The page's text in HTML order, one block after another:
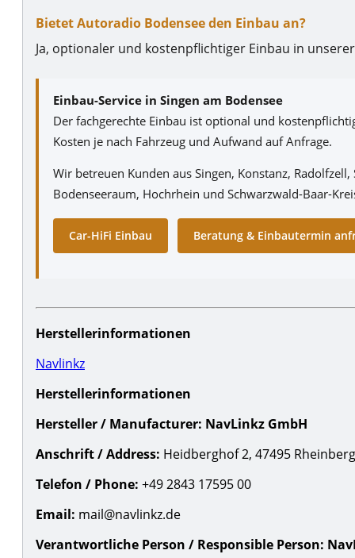
Bietet Autoradio Bodensee den Einbau an?
Ja, optionaler und kostenpflichtiger Einbau in
Einbau-Service in Singen am Bodensee
Der fachgerechte Einbau ist optional und
Kosten je nach Fahrzeug und Aufwand auf Anfrage.
Wir betreuen Kunden aus Singen, Konstanz,
Bodenseeraum, Hochrhein und Schwarzwald-Baar-
Car-HiFi Einbau Beratung & Einbautermin
Herstellerinformationen
Navlinkz
Herstellerinformationen
Hersteller / Manufacturer: NavLinkz GmbH
Anschrift / Address: Heidberghof 2, 47495
Telefon / Phone: +49 2843 17595 00
Email: mail@navlinkz.de
Verantwortliche Person / Responsible Person: